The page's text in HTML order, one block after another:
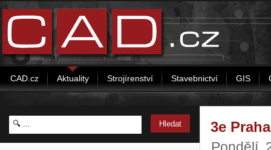
CAD.cz Aktuality Strojírenství Stavebnictví GIS
3e